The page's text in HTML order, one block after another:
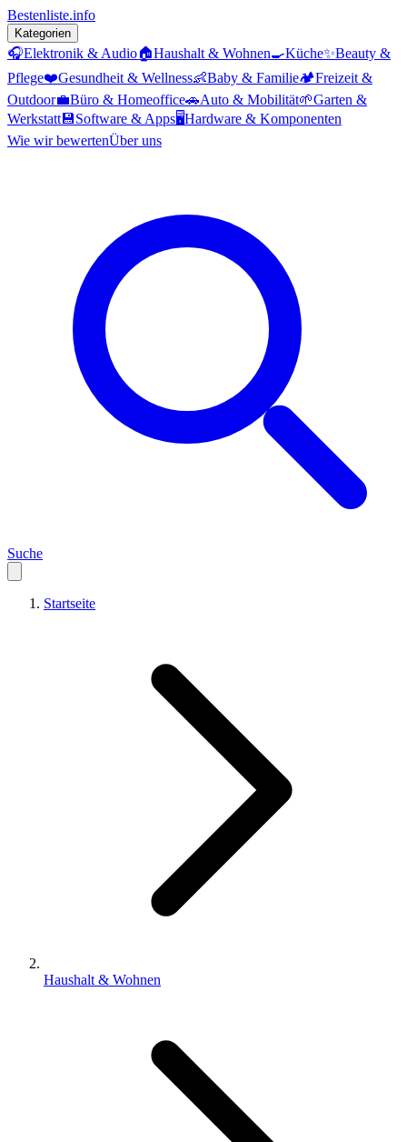
Bestenliste.info
Kategorien
🎧Elektronik & Audio🏠Haushalt & Wohnen🍳Küche✨Beauty &
Pflege❤️Gesundheit & Wellness👶Baby & Familie🏕️Freizeit &
Outdoor💼Büro & Homeoffice🚗Auto & Mobilität🌱Garten &
Werkstatt 💾Software & Apps🖥️Hardware & Komponenten
Wie wir bewertenÜber uns
Suche
Startseite
Haushalt & Wohnen